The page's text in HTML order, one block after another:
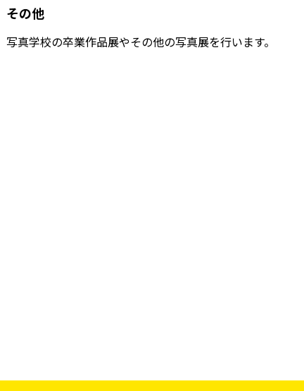
その他
写真学校の卒業作品展やその他の写真展を行います。